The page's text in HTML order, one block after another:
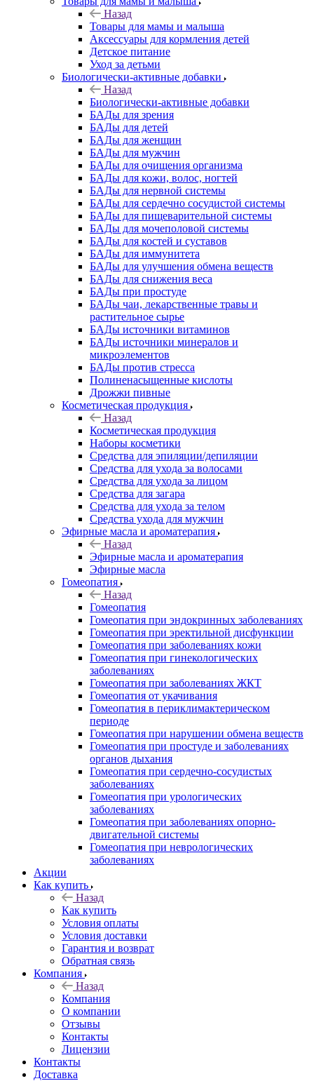
Назад
Товары для мамы и малыша
Аксессуары для кормления детей
Детское питание
Уход за детьми
Биологически-активные добавки
Назад
Биологически-активные добавки
БАДы для зрения
БАДы для детей
БАДы для женщин
БАДы для мужчин
БАДы для очищения организма
БАДы для кожи, волос, ногтей
БАДы для нервной системы
БАДы для сердечно сосудистой системы
БАДы для пищеварительной системы
БАДы для мочеполовой системы
БАДы для костей и суставов
БАДы для иммунитета
БАДы для улучшения обмена веществ
БАДы для снижения веса
БАДы при простуде
БАДы чаи, лекарственные травы и
растительное сырье
БАДы источники витаминов
БАДы источники минералов и
микроэлементов
БАДы против стресса
Полиненасыщенные кислоты
Дрожжи пивные
Косметическая продукция
Назад
Косметическая продукция
Наборы косметики
Средства для эпиляции/депиляции
Средства для ухода за волосами
Средства для ухода за лицом
Средства для загара
Средства для ухода за телом
Средства ухода для мужчин
Эфирные масла и ароматерапия
Назад
Эфирные масла и ароматерапия
Эфирные масла
Гомеопатия
Назад
Гомеопатия
Гомеопатия при эндокринных заболеваниях
Гомеопатия при эректильной дисфункции
Гомеопатия при заболеваниях кожи
Гомеопатия при гинекологических
заболеваниях
Гомеопатия при заболеваниях ЖКТ
Гомеопатия от укачивания
Гомеопатия в периклимактерическом
периоде
Гомеопатия при нарушении обмена веществ
Гомеопатия при простуде и заболеваниях
органов дыхания
Гомеопатия при сердечно-сосудистых
заболеваниях
Гомеопатия при урологических
заболеваниях
Гомеопатия при заболеваниях опорно-
двигательной системы
Гомеопатия при неврологических
заболеваниях
Акции
Как купить
Назад
Как купить
Условия оплаты
Условия доставки
Гарантия и возврат
Обратная связь
Компания
Назад
Компания
О компании
Отзывы
Контакты
Лицензии
Контакты
Доставка